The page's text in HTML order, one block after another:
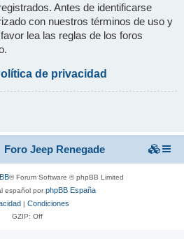
Antes de identificarse
con nuestros términos de uso y
lea las reglas de los foros
de privacidad
Foro Jeep Renegade
® Forum Software © phpBB Limited
español porphpBB España
| Condiciones
GZIP: Off